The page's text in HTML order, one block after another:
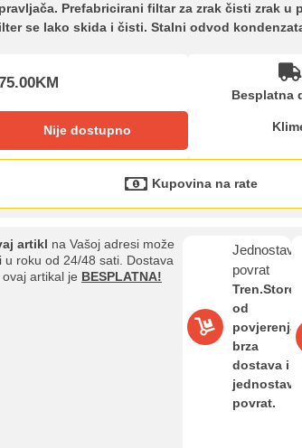
Prefabricirani filtar za zrak čisti zrak
se lako skida i čisti. Stalni odvod
Besplatna
Nije dostupno
Kupovina na rate
artikl na Vašoj adresi može
u roku od 24/48 sati. Dostava
ovaj artikal je BESPLATNA!
Jednostavan
povrat
Tren.Store
od
povjerenja,
brza
dostava i
jednostavan
povrat.
je lakše kad se podijeli!
posjedujete jednu od slikovito prikazanih